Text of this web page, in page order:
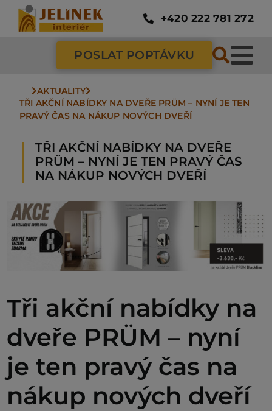
Přeskočit
obsah
+420 222 781 272
POSLAT POPTÁVKU
AKTUALITY
TŘI AKČNÍ NABÍDKY NA DVEŘE PRÜM – NYNÍ JE TEN
PRAVÝ ČAS NA NÁKUP NOVÝCH DVEŘÍ
TŘI AKČNÍ NABÍDKY NA DVEŘE
PRÜM – NYNÍ JE TEN PRAVÝ ČAS
NA NÁKUP NOVÝCH DVEŘÍ
Tři akční nabídky na
dveře PRÜM – nyní
je ten pravý čas na
nákup nových dveří